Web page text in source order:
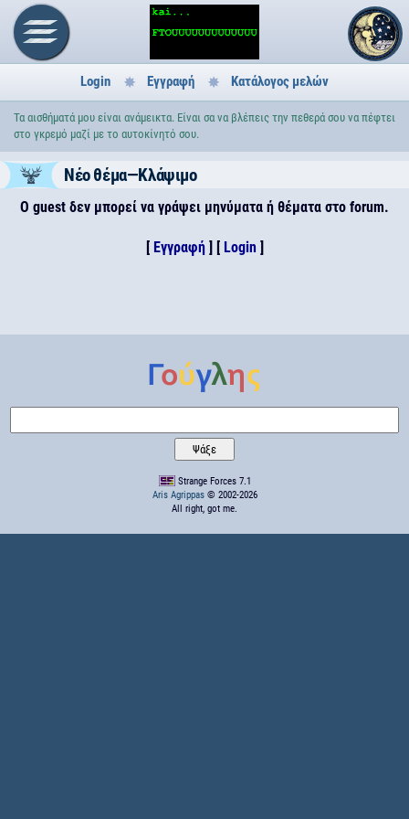
Login Εγγραφή Κατάλογος μελών
Τα αισθήματά μου είναι ανάμεικτα. Είναι σα να βλέπεις την πεθερά σου να πέφτει
στο γκρεμό μαζί με το αυτοκίνητό σου.
Νέο θέμα—Κλάψιμο
Ο guest δεν μπορεί να γράψει μηνύματα ή θέματα στο forum.
[ Εγγραφή] [ Login ]
Strange Forces 7.1
Aris Agrippas© 2002-2026
All right, got me.